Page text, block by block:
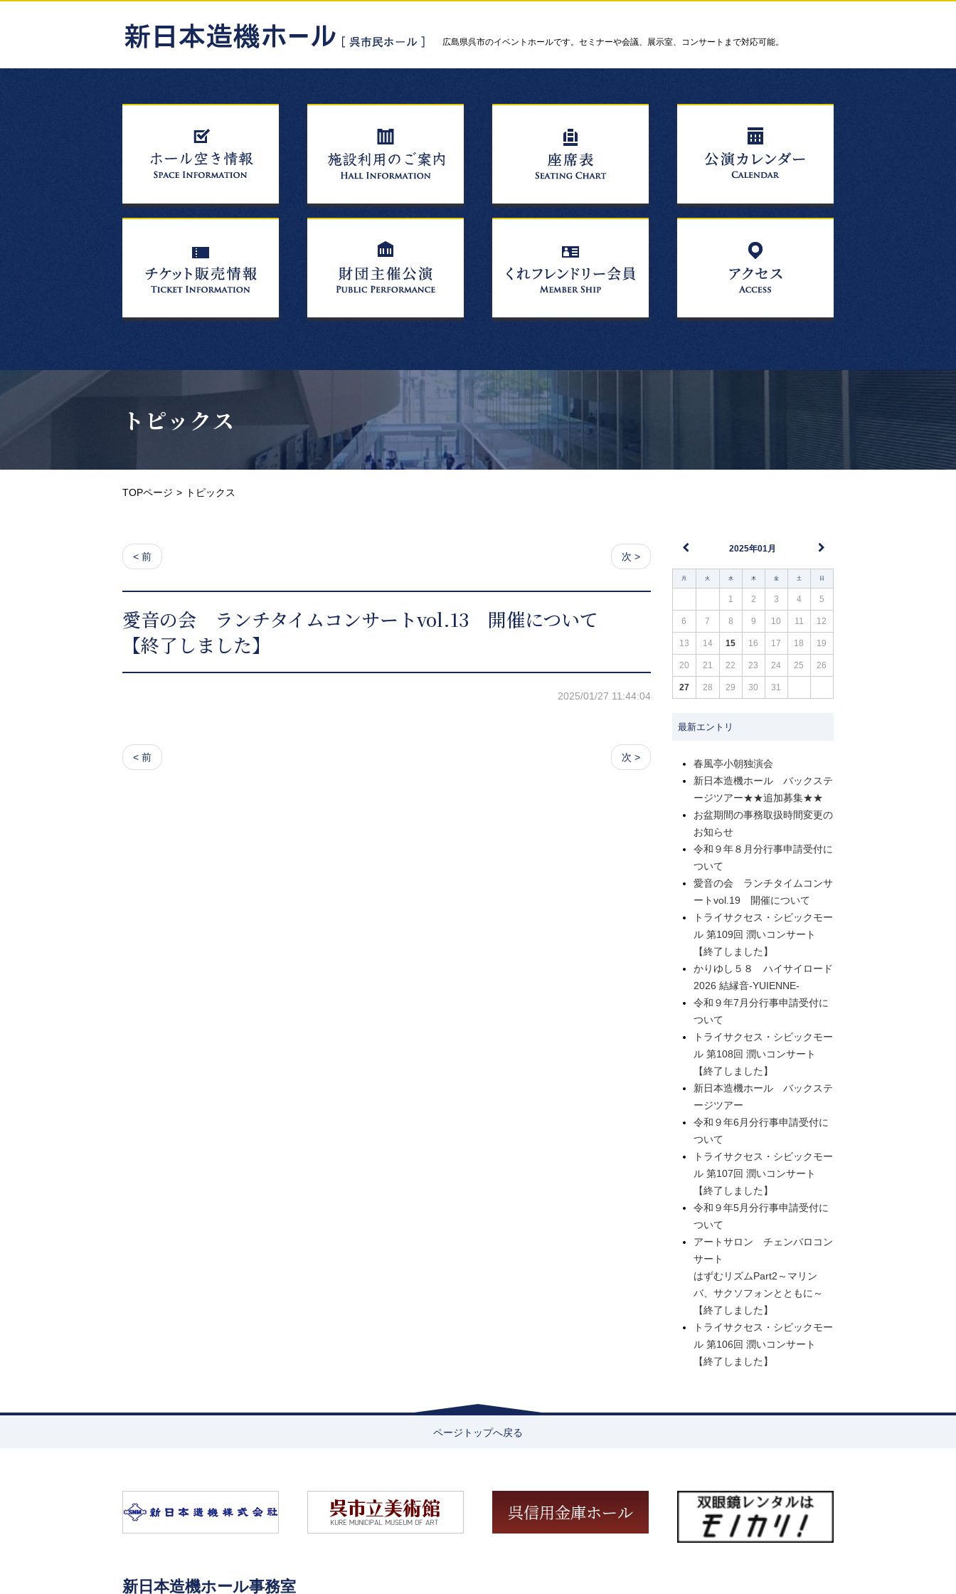
広島県呉市のイベントホールです。セミナーや会議、展示室、コンサートまで対応可能。
トピックス
TOPページ トピックス
< 前 次 >
愛音の会 ランチタイムコンサートvol.13 開催について
【終了しました】
2025/01/27 11:44:04
< 前 次 >
2025年01月
月 火 水 木 金 土 日
1 2 3 4 5
6 7 8 9 10 11 12
13 14 15 16 17 18 19
20 21 22 23 24 25 26
27 28 29 30 31
最新エントリ
春風亭小朝独演会
新日本造機ホール バックステ
ージツアー★★追加募集★★
お盆期間の事務取扱時間変更の
お知らせ
令和９年８月分行事申請受付に
ついて
愛音の会 ランチタイムコンサ
ートvol.19 開催について
トライサクセス・シビックモー
ル 第109回 潤いコンサート
【終了しました】
かりゆし５８ ハイサイロード
2026 結縁音-YUIENNE-
令和９年7月分行事申請受付に
ついて
トライサクセス・シビックモー
ル 第108回 潤いコンサート
【終了しました】
新日本造機ホール バックステ
ージツアー
令和９年6月分行事申請受付に
ついて
トライサクセス・シビックモー
ル 第107回 潤いコンサート
【終了しました】
令和９年5月分行事申請受付に
ついて
アートサロン チェンバロコン
サート
はずむリズムPart2～マリン
バ、サクソフォンとともに～
【終了しました】
トライサクセス・シビックモー
ル 第106回 潤いコンサート
【終了しました】
ページトップへ戻る
新日本造機ホール事務室